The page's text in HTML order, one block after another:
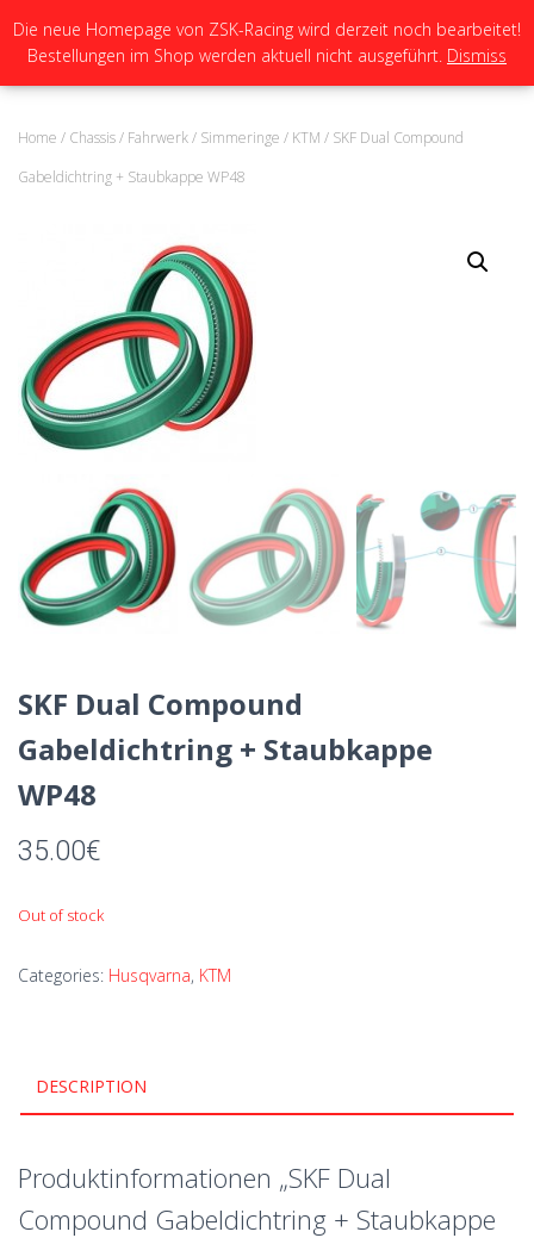
N
A
N
Home / Chassis/ Fahrwerk/ Simmeringe / KTM / SKF Dual Compound
Gabeldichtring + Staubkappe WP48
SKF Dual Compound
Gabeldichtring + Staubkappe
WP48
35.00€
Out of stock
Categories: Husqvarna, KTM
DESCRIPTION
Produktinformationen „SKF Dual
Compound Gabeldichtring + Staubkappe
Die neue Homepage von ZSK-Racing wird derzeit noch bearbeitet!
Bestellungen im Shop werden aktuell nicht ausgeführt. Dismiss